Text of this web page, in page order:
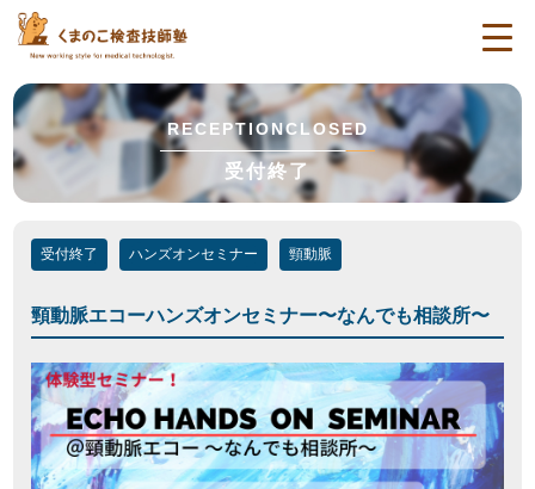
RECEPTIONCLOSED
受付終了
受付終了 ハンズオンセミナー 頸動脈
頸動脈エコーハンズオンセミナー〜なんでも相談所〜